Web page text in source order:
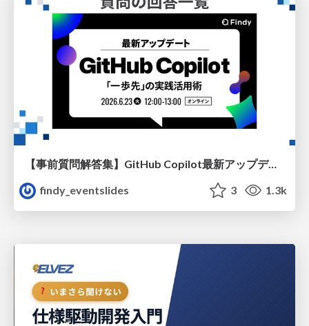
【事前質問解答集】GitHub Copilot最新アップデート - 「一歩先」の実践活用術
findy_eventslides
3 1.3k